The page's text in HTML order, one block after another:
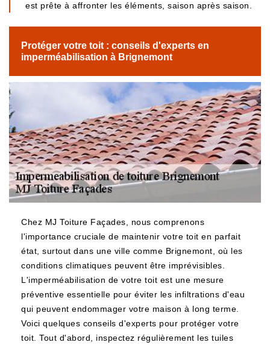
est prête à affronter les éléments, saison après saison.
Protéger votre toit : conseils d'experts en
imperméabilisation à Brignemont
Chez MJ Toiture Façades, nous comprenons
l'importance cruciale de maintenir votre toit en parfait
état, surtout dans une ville comme Brignemont, où les
conditions climatiques peuvent être imprévisibles.
L'imperméabilisation de votre toit est une mesure
préventive essentielle pour éviter les infiltrations d'eau
qui peuvent endommager votre maison à long terme.
Voici quelques conseils d'experts pour protéger votre
toit. Tout d'abord, inspectez régulièrement les tuiles